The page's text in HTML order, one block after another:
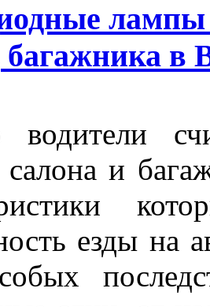
лампы
багажника в
водители
и
езды на